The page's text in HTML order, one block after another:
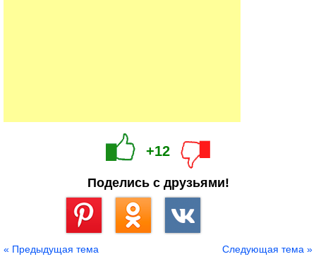
+12
Поделись с друзьями!
« Предыдущая тема Следующая тема »